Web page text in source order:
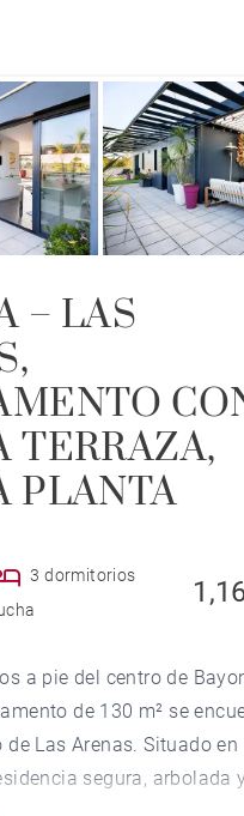
– LAS
TERRAZA,
PLANTA
3 dormitorios
a pie del centro de
de 130 m² se
Las Arenas. Situado
segura, arbolada